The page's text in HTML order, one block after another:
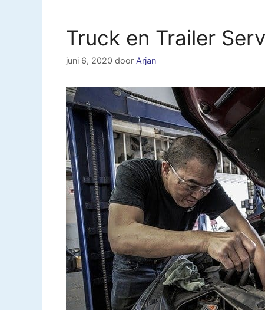
Truck en Trailer
juni 6, 2020 door Arjan